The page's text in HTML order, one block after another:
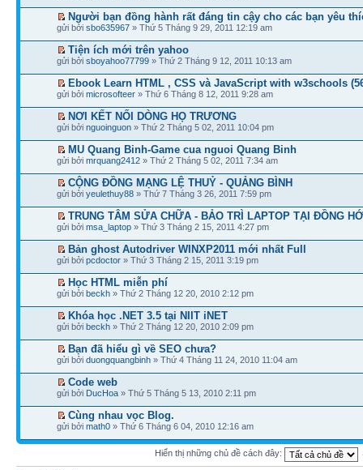
Người bạn đồng hành rất đáng tin cậy cho các bạn yêu
gửi bởi sbo635967 » Thứ 5 Tháng 9 29, 2011 12:19 am
Tiện ích mới trên yahoo
gửi bởi sboyahoo77799 » Thứ 2 Tháng 9 12, 2011 10:13 am
Ebook Learn HTML , CSS và JavaScript with w3schools
gửi bởi microsofteer » Thứ 6 Tháng 8 12, 2011 9:28 am
NƠI KẾT NỐI DÒNG HỌ TRƯƠNG
gửi bởi nguoinguon » Thứ 2 Tháng 5 02, 2011 10:04 pm
MU Quang Binh-Game cua nguoi Quang Binh
gửi bởi mrquang2412 » Thứ 2 Tháng 5 02, 2011 7:34 am
CỘNG ĐỒNG MẠNG LỆ THUỶ - QUẢNG BÌNH
gửi bởi yeulethuy88 » Thứ 7 Tháng 3 26, 2011 7:59 pm
TRUNG TÂM SỬA CHỮA - BẢO TRÌ LAPTOP TẠI ĐỒNG
gửi bởi msa_laptop » Thứ 3 Tháng 2 15, 2011 4:27 pm
Bản ghost Autodriver WINXP2011 mới nhất Full
gửi bởi pcdoctor » Thứ 3 Tháng 2 15, 2011 3:19 pm
Học HTML miễn phí
gửi bởi beckh » Thứ 2 Tháng 12 20, 2010 2:12 pm
Khóa học .NET 3.5 tại NIIT iNET
gửi bởi beckh » Thứ 2 Tháng 12 20, 2010 2:09 pm
Bạn đã hiểu gì về SEO chưa?
gửi bởi duongquangbinh » Thứ 4 Tháng 11 24, 2010 11:04 am
Code web
gửi bởi DucHoa » Thứ 5 Tháng 5 13, 2010 2:11 pm
Cùng nhau vọc Blog.
gửi bởi math0 » Thứ 6 Tháng 6 04, 2010 12:16 am
Hiển thị những chủ đề cách đây: